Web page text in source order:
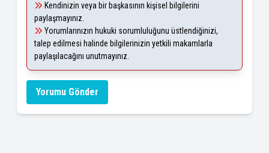
Kendinizin veya bir başkasının kişisel bilgilerini
paylaşmayınız.
Yorumlarınızın hukuki sorumluluğunu üstlendiğinizi,
talep edilmesi halinde bilgilerinizin yetkili makamlarla
paylaşılacağını unutmayınız.
Yorumu Gönder